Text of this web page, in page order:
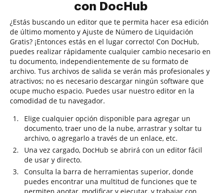
con DocHub
¿Estás buscando un editor que te permita hacer esa edición
de último momento y Ajuste de Número de Liquidación
Gratis? ¡Entonces estás en el lugar correcto! Con DocHub,
puedes realizar rápidamente cualquier cambio necesario en
tu documento, independientemente de su formato de
archivo. Tus archivos de salida se verán más profesionales y
atractivos; no es necesario descargar ningún software que
ocupe mucho espacio. Puedes usar nuestro editor en la
comodidad de tu navegador.
Elige cualquier opción disponible para agregar un
documento, traer uno de la nube, arrastrar y soltar tu
archivo, o agregarlo a través de un enlace, etc.
Una vez cargado, DocHub se abrirá con un editor fácil
de usar y directo.
Consulta la barra de herramientas superior, donde
puedes encontrar una multitud de funciones que te